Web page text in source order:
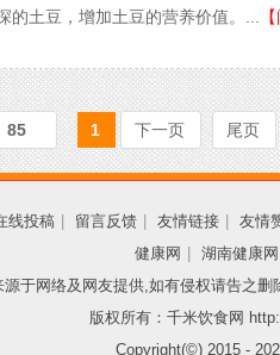
的土豆，增加土豆的营养价值。...
85 1 下一页 尾页
线投稿 留言反馈 友情链接
友情
健康网
湖南健康网
于网络及网友提供,如有侵权请告之
版权所有：千米饮食网
Copyright(©) 2015 -